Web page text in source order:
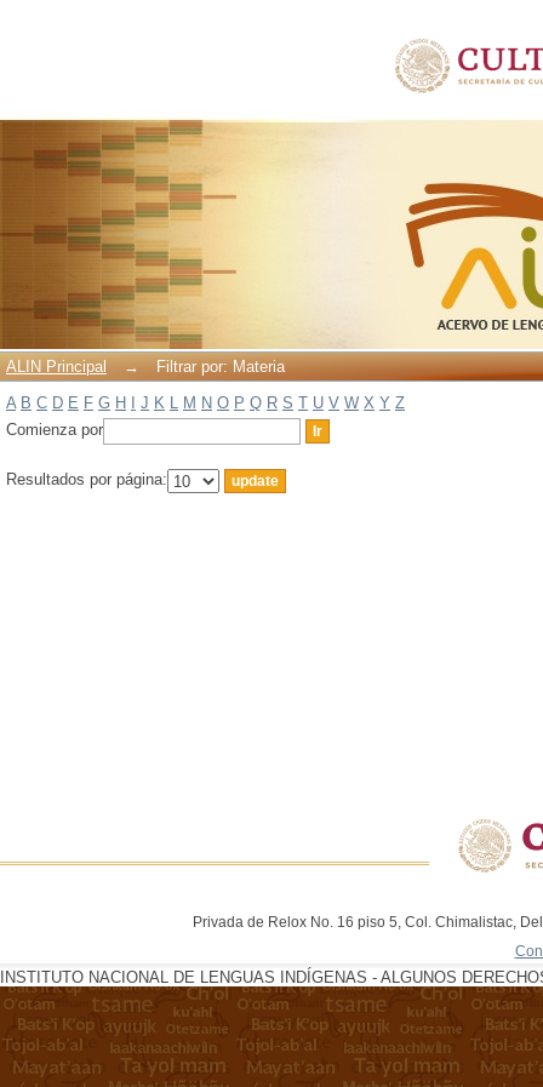
ALIN Principal →
Filtrar por: Materia
A B C D E F G H J K L M N O P Q R S T U V W X Y Z
Comienza por
Resultados por página:
Privada de Relox No. 16 piso 5, Col. Chimalistac,
INSTITUTO NACIONAL DE LENGUAS INDÍGENAS - ALGUNOS